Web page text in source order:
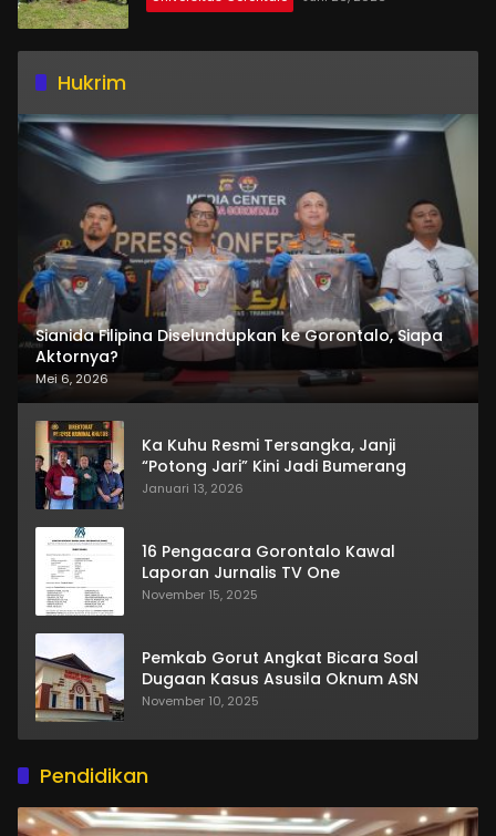
Hukrim
Sianida Filipina Diselundupkan ke Gorontalo, Siapa
Aktornya?
Mei 6, 2026
Ka Kuhu Resmi Tersangka, Janji
“Potong Jari” Kini Jadi Bumerang
Januari 13, 2026
16 Pengacara Gorontalo Kawal
Laporan Jurnalis TV One
November 15, 2025
Pemkab Gorut Angkat Bicara Soal
Dugaan Kasus Asusila Oknum ASN
November 10, 2025
Pendidikan